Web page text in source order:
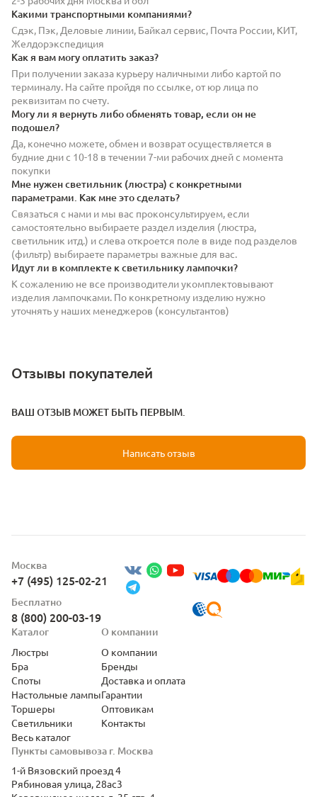
Какими транспортными компаниями?
Сдэк, Пэк, Деловые линии, Байкал сервис, Почта России, КИТ,
Желдорэкспедиция
Как я вам могу оплатить заказ?
При получении заказа курьеру наличными либо картой по
терминалу. На сайте пройдя по ссылке, от юр лица по
реквизитам по счету.
Могу ли я вернуть либо обменять товар, если он не
подошел?
Да, конечно можете, обмен и возврат осуществляется в
будние дни с 10-18 в течении 7-ми рабочих дней с момента
покупки
Мне нужен светильник (люстра) с конкретными
параметрами. Как мне это сделать?
Связаться с нами и мы вас проконсультируем, если
самостоятельно выбираете раздел изделия (люстра,
светильник итд.) и слева откроется поле в виде под разделов
(фильтр) выбираете параметры важные для вас.
Идут ли в комплекте к светильнику лампочки?
К сожалению не все производители укомплектовывают
изделия лампочками. По конкретному изделию нужно
уточнять у наших менеджеров (консультантов)
Отзывы покупателей
ВАШ ОТЗЫВ МОЖЕТ БЫТЬ ПЕРВЫМ.
Написать отзыв
Москва
+7 (495) 125-02-21
Бесплатно
8 (800) 200-03-19
Пункты самовывоза г. Москва
1-й Вязовский проезд 4
Рябиновая улица, 28ас3
Каталог
Люстры
Бра
Споты
Настольные лампы
Торшеры
Светильники
Весь каталог
О компании
О компании
Бренды
Доставка и оплата
Гарантии
Оптовикам
Контакты